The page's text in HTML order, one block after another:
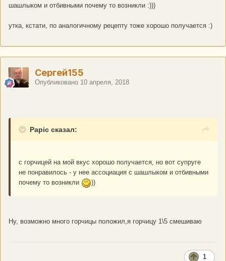
шашлыком и отбивными почему то возникли :)))
утка, кстати, по аналогичному рецепту тоже хорошо получается :)
Сергей155
Опубликовано 10 апреля, 2018
Papic сказал:
с горчицей на мой вкус хорошо получается, но вот супруге
не понравилось - у нее ассоциация с шашлыком и отбивными
почему то возникли
))
Ну, возможно много горчицы положил,я горчицу 1\5 смешиваю
1